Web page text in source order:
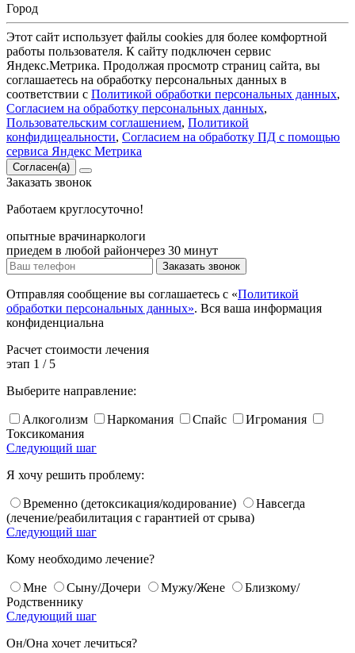
Город
Этот сайт использует файлы cookies для более комфортной
работы пользователя. К сайту подключен сервис
Яндекс.Метрика. Продолжая просмотр страниц сайта, вы
соглашаетесь на обработку персональных данных в
соответствии с Политикой обработки персональных данных,
Согласием на обработку персональных данных,
Пользовательским соглашением, Политикой
конфидицеальности, Согласием на обработку ПД с помощью
сервиса Яндекс Метрика
Согласен(а)
Заказать звонок
Работаем круглосуточно!
опытные врачинаркологи
приедем в любой райончерез 30 минут
Заказать звонок
Отправляя сообщение вы соглашаетесь с «Политикой
обработки персональных данных». Вся ваша информация
конфиденциальна
Расчет стоимости лечения
этап 1 / 5
Выберите направление:
Алкоголизм Наркомания Спайс
Игромания
Токсикомания
Следующий шаг
Я хочу решить проблему:
Временно (детоксикация/кодирование)
Навсегда
(лечение/реабилитация с гарантией от срыва)
Следующий шаг
Кому необходимо лечение?
Мне Сыну/Дочери Мужу/Жене
Близкому/
Родственнику
Следующий шаг
Он/Она хочет лечиться?